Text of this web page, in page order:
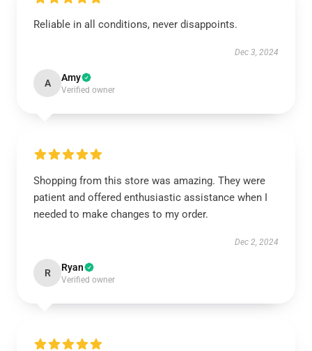
Reliable in all conditions, never disappoints.
Dec 3, 2024
A Amy
Verified owner
Shopping from this store was amazing. They were
patient and offered enthusiastic assistance when I
needed to make changes to my order.
Dec 2, 2024
R Ryan
Verified owner